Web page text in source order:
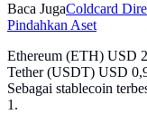
Baca JugaColdcard
Pindahkan Aset
Ethereum (ETH) USD
Tether (USDT) USD
Sebagai stablecoin
1.